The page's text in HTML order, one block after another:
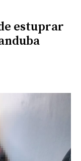
estuprar